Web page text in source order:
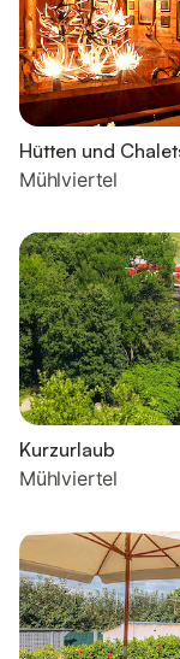
Hütten und
Mühlviertel
Kurzurlaub
Mühlviertel